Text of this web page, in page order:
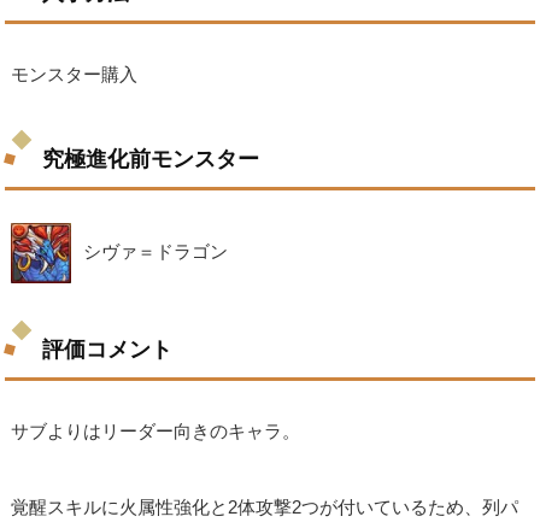
モンスター購入
究極進化前モンスター
シヴァ＝ドラゴン
評価コメント
サブよりはリーダー向きのキャラ。
覚醒スキルに火属性強化と2体攻撃2つが付いているため、列パ